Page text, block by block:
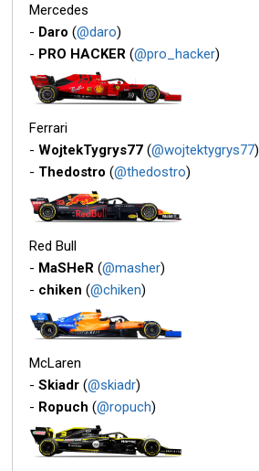
Mercedes
- Daro (@daro)
- PRO HACKER (@pro_hacker)
Ferrari
-WojtekTygrys77 (@wojtektygrys77)
- Thedostro (@thedostro)
Red Bull
- MaSHeR (@masher)
- chiken (@chiken)
McLaren
-Skiadr (@skiadr)
- Ropuch (@ropuch)